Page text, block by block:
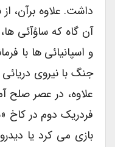
آن گاه که ساوُآئی
جنگ با نیروی
علاوه، در عصر صلح
فردریک دوم در کاخ
بازی می کرد یا